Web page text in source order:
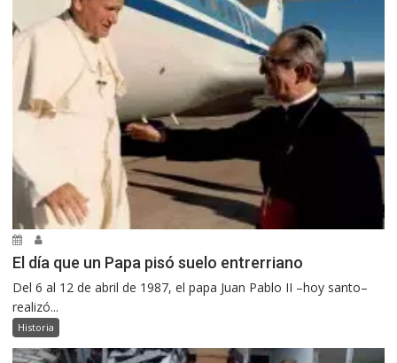
El día que un Papa pisó suelo entrerriano
Del 6 al 12 de abril de 1987, el papa Juan Pablo II –hoy santo–
realizó...
Historia